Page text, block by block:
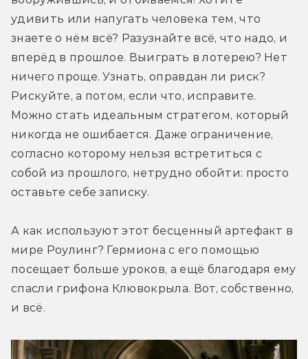
удивить или напугать человека тем, что
знаете о нём всё? Разузнайте всё, что надо, и
вперёд в прошлое. Выиграть в лотерею? Нет
ничего проще. Узнать, оправдан ли риск?
Рискуйте, а потом, если что, исправите.
Можно стать идеальным стратегом, который
никогда не ошибается. Даже ограничение,
согласно которому нельзя встретиться с
собой из прошлого, нетрудно обойти: просто
оставьте себе записку.
А как используют этот бесценный артефакт в
мире Роулинг? Гермиона с его помощью
посещает больше уроков, а ещё благодаря ему
спасли грифона Клювокрыла. Вот, собственно,
и всё.